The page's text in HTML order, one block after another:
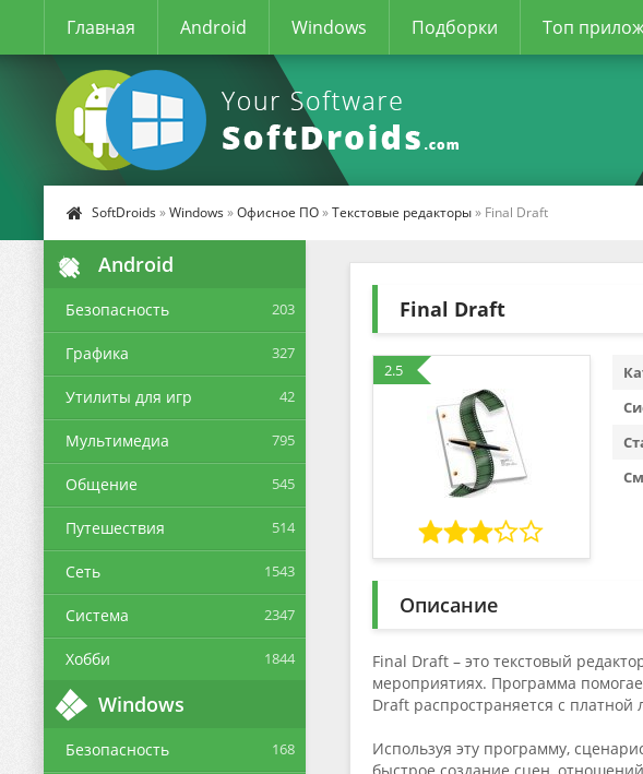
Главная Android Windows Подборки Топ
SoftDroids »Windows »Офисное ПО»Текстовые редакторы» Final Draft
Android
Безопасность 203
Графика 327
Утилиты для игр 42
Мультимедиа 795
Общение 545
Путешествия 514
Сеть 1543
Система 2347
Хобби 1844
Windows
Безопасность 168
Final Draft
2.5
Описание
Final Draft – это текстовый
мероприятиях. Программа
Draft распространяется с платной
Используя эту программу,